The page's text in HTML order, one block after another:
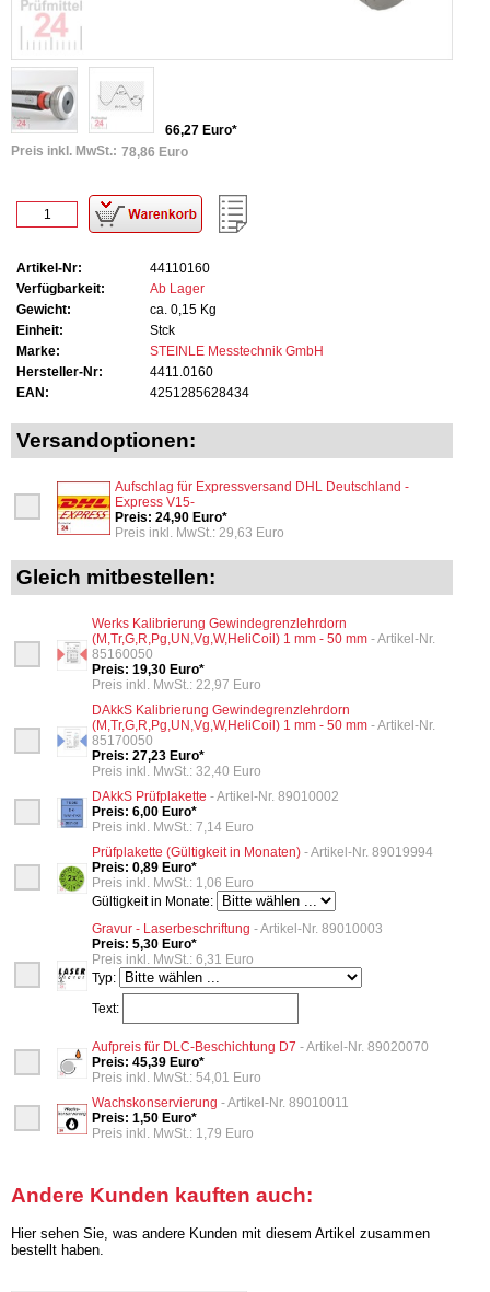
66,27 Euro*
Preis inkl. MwSt.: 78,86 Euro
Artikel-Nr:
44110160
Verfügbarkeit:
Ab Lager
Gewicht:
ca. 0,15 Kg
Einheit:
Stck
Marke:
STEINLE Messtechnik GmbH
Hersteller-Nr:
4411.0160
EAN:
4251285628434
Versandoptionen:
Aufschlag für Expressversand DHL Deutschland -
Express V15-
Preis: 24,90 Euro*
Preis inkl. MwSt.: 29,63 Euro
Gleich mitbestellen:
Werks Kalibrierung Gewindegrenzlehrdorn
(M,Tr,G,R,Pg,UN,Vg,W,HeliCoil) 1 mm - 50 mm - Artikel-Nr.
85160050
Preis: 19,30 Euro*
Preis inkl. MwSt.: 22,97 Euro
DAkkS Kalibrierung Gewindegrenzlehrdorn
(M,Tr,G,R,Pg,UN,Vg,W,HeliCoil) 1 mm - 50 mm - Artikel-Nr.
85170050
Preis: 27,23 Euro*
Preis inkl. MwSt.: 32,40 Euro
DAkkS Prüfplakette - Artikel-Nr. 89010002
Preis: 6,00 Euro*
Preis inkl. MwSt.: 7,14 Euro
Prüfplakette (Gültigkeit in Monaten) - Artikel-Nr. 89019994
Preis: 0,89 Euro*
Preis inkl. MwSt.: 1,06 Euro
Gültigkeit in Monate:
Gravur - Laserbeschriftung - Artikel-Nr. 89010003
Preis: 5,30 Euro*
Preis inkl. MwSt.: 6,31 Euro
Typ:
Text:
Aufpreis für DLC-Beschichtung D7 - Artikel-Nr. 89020070
Preis: 45,39 Euro*
Preis inkl. MwSt.: 54,01 Euro
Wachskonservierung - Artikel-Nr. 89010011
Preis: 1,50 Euro*
Preis inkl. MwSt.: 1,79 Euro
Andere Kunden kauften auch:
Hier sehen Sie, was andere Kunden mit diesem Artikel zusammen
bestellt haben.